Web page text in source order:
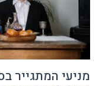
מניעי המתגייר